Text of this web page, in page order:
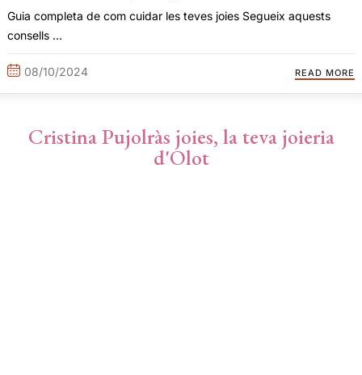
Guia completa de com cuidar les teves joies Segueix aquests
consells ...
08/10/2024 READ MORE
Cristina Pujolràs joies, la teva joieria
d'Olot